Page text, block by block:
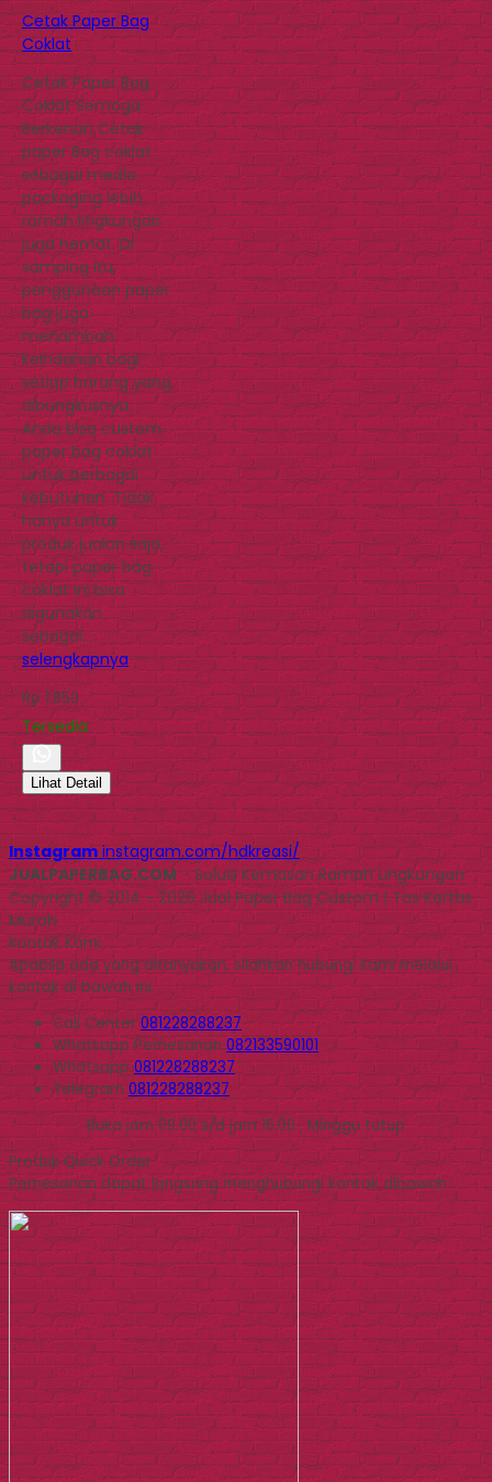
Cetak Paper Bag
Coklat
Cetak Paper Bag
Coklat Semoga
Berkenan Cetak
paper Bag coklat
sebagai media
packaging lebih
ramah lingkungan
juga hemat. Di
samping itu,
penggunaan paper
bag juga
menambah
keindahan bagi
setiap barang yang
dibungkusnya.
Anda bisa custom
paper bag coklat
untuk berbagai
kebutuhan. Tidak
hanya untuk
produk jualan saja,
tetapi paper bag
coklat ini bisa
digunakan
sebagai…
selengkapnya
Rp 1.850
Tersedia
Lihat Detail
Instagram instagram.com/hdkreasi/
JUALPAPERBAG.COM- Solusi Kemasan Ramah Lingkungan
Copyright © 2014 - 2026 Jual Paper Bag Custom | Tas Kertas
Murah
Kontak Kami
Apabila ada yang ditanyakan, silahkan hubungi kami melalui
kontak di bawah ini.
Call Center081228288237
WhatsappPemesanan 082133590101
Whatsapp081228288237
Telegram081228288237
Buka jam 09.00 s/d jam 16.00 , Minggu tutup
Produk Quick Order
Pemesanan dapat langsung menghubungi kontak dibawah: